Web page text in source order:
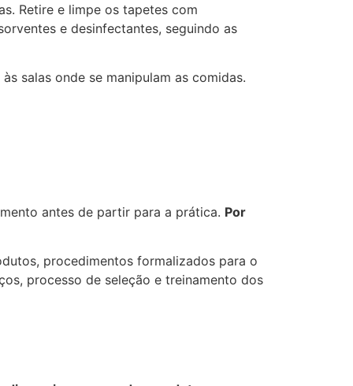
Retire e limpe os tapetes com
e desinfectantes, seguindo as
salas onde se manipulam as comidas.
antes de partir para a prática. Por
procedimentos formalizados para o
processo de seleção e treinamento dos